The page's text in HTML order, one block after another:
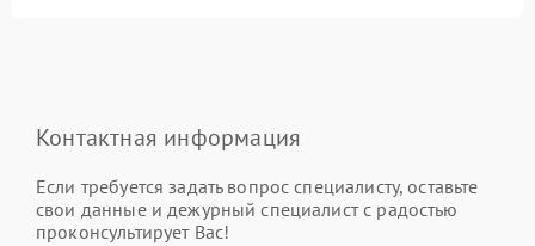
Контактная информация
Если требуется задать вопрос специалисту, оставьте
свои данные и дежурный специалист с радостью
проконсультирует Вас!